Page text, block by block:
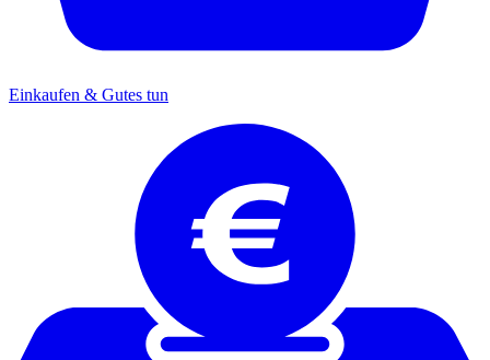
Einkaufen & Gutes tun